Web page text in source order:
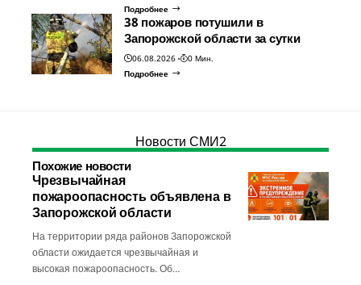
Подробнее
38 пожаров потушили в
Запорожской области за сутки
06.08.2026
0 Мин.
Подробнее
Новости СМИ2
Похожие новости
Чрезвычайная
пожароопасность объявлена в
Запорожской области
На территории ряда районов Запорожской
области ожидается чрезвычайная и
высокая пожароопасность. Об…